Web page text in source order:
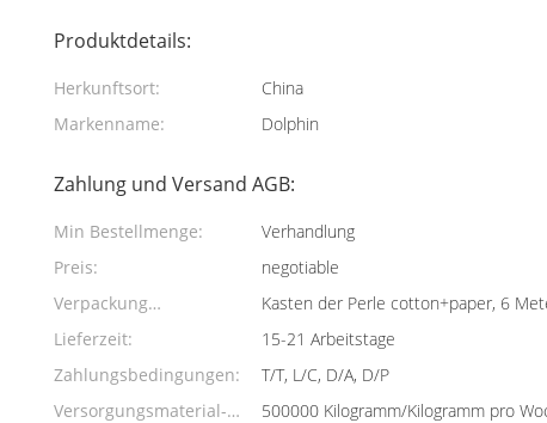
Produktdetails:
Herkunftsort:
China
Markenname:
Dolphin
Zahlung und Versand AGB:
Min Bestellmenge:
Verhandlung
Preis:
negotiable
Verpackung
Informationen:
Kasten der Perle cotton+paper, 6
Lieferzeit:
15-21 Arbeitstage
Zahlungsbedingungen:
T/T, L/C, D/A, D/P
Versorgungsmaterial-
500000 Kilogramm/